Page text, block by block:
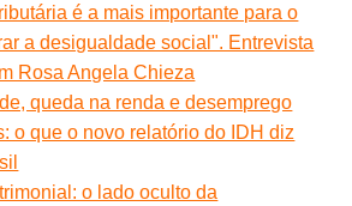
é a mais importante para o
a desigualdade social". Entrevista
Rosa Angela Chieza
queda na renda e desemprego
o que o novo relatório do IDH diz
o lado oculto da